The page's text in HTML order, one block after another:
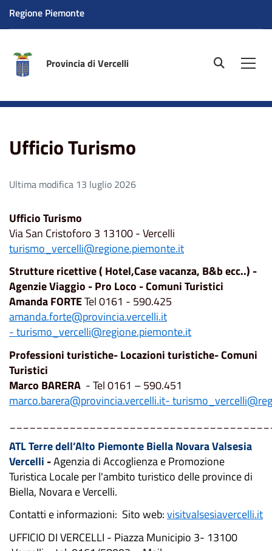
Regione Piemonte
Provincia di Vercelli site.searc
Home Ufficio Turismo
Ufficio Turismo
Ultima modifica 13 luglio 2026
Ufficio Turismo
Via San Cristoforo 3 13100 - Vercelli
turismo_vercelli@regione.piemonte.it
Strutture ricettive ( Hotel,Case vacanza, B&b ecc..) -
Agenzie Viaggio - Pro Loco - Comuni Turistici
Amanda FORTETel 0161 - 590.425
amanda.forte@provincia.vercelli.it
-turismo_vercelli@regione.piemonte.it
Professioni turistiche- Locazioni turistiche- Comuni
Turistici
Marco BARERA - Tel 0161 – 590.451
marco.barera@provincia.vercelli.it-
ATL Terre dell’Alto Piemonte Biella Novara Valsesia
Vercelli -Agenzia di Accoglienza e Promozione
Turistica Locale per l'ambito turistico delle province di
Biella, Novara e Vercelli.
Contatti e informazioni: Sito web:visitvalsesiavercelli.it
UFFICIO DI VERCELLI - Piazza Municipio 3- 13100